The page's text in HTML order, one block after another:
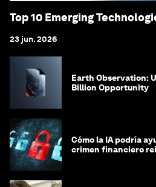
Top 10 Emerging
23 jun. 2026
Earth Observation:
Billion Opportunity
Cómo la IA podría
crimen financiero